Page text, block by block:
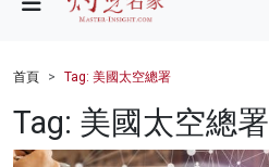
財經
健康
首頁 Tag: 美國太空總署
Tag: 美國太空總署